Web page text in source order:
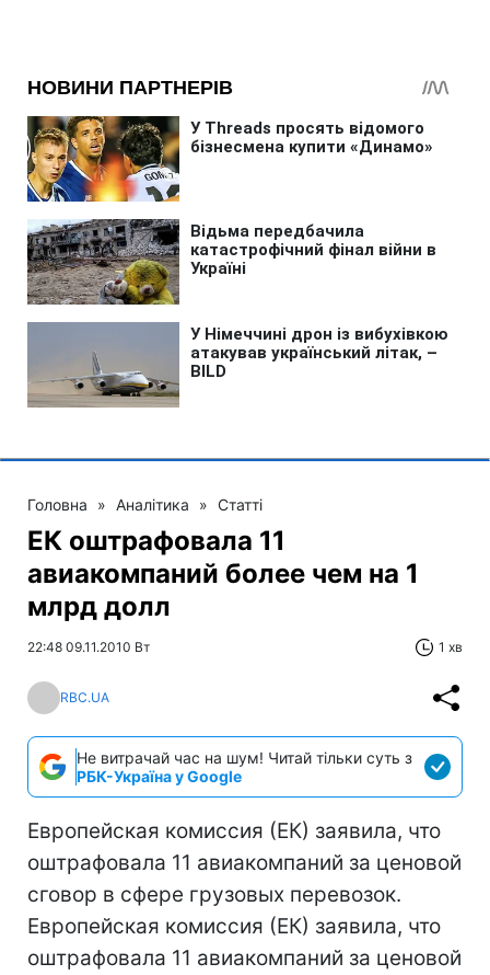
Головна » Аналітика » Статті
ЕК оштрафовала 11
авиакомпаний более чем на 1
млрд долл
22:48 09.11.2010 Вт 1 хв
RBC.UA
Не витрачай час на шум! Читай тільки суть з
РБК-Україна у Google
Европейская комиссия (ЕК) заявила, что
оштрафовала 11 авиакомпаний за ценовой
сговор в сфере грузовых перевозок.
Европейская комиссия (ЕК) заявила, что
оштрафовала 11 авиакомпаний за ценовой